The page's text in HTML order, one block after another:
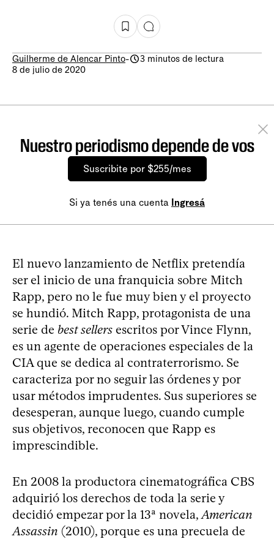
Guilherme de Alencar Pinto-
3 minutos de lectura
8 de julio de 2020
Nuestro periodismo depende de vos
Suscribite por $255/mes
Si ya tenés una cuenta Ingresá
El nuevo lanzamiento de Netflix pretendía
ser el inicio de una franquicia sobre Mitch
Rapp, pero no le fue muy bien y el proyecto
se hundió. Mitch Rapp, protagonista de una
serie de best sellers escritos por Vince Flynn,
es un agente de operaciones especiales de la
CIA que se dedica al contraterrorismo. Se
caracteriza por no seguir las órdenes y por
usar métodos imprudentes. Sus superiores se
desesperan, aunque luego, cuando cumple
sus objetivos, reconocen que Rapp es
imprescindible.
En 2008 la productora cinematográfica CBS
adquirió los derechos de toda la serie y
decidió empezar por la 13ª novela,American
Assassin (2010), porque es una precuela de